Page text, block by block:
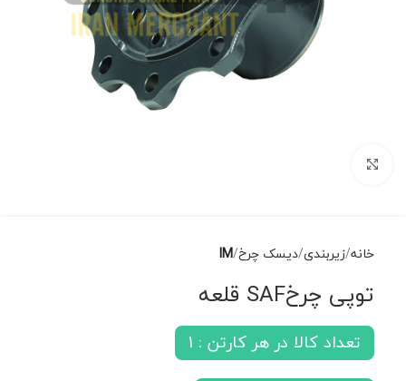
خانه زیربندی دیسک چرخ IM
توپی چرخSAF قلعه
تعداد کالا در هر کارتن : 1